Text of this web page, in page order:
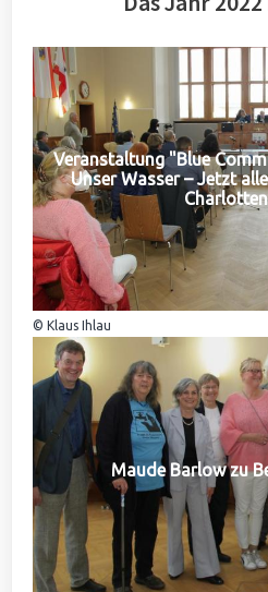
Veranstaltung "Blue
Unser Wasser – Jetzt
© Klaus Ihlau
Maude Barlow zu